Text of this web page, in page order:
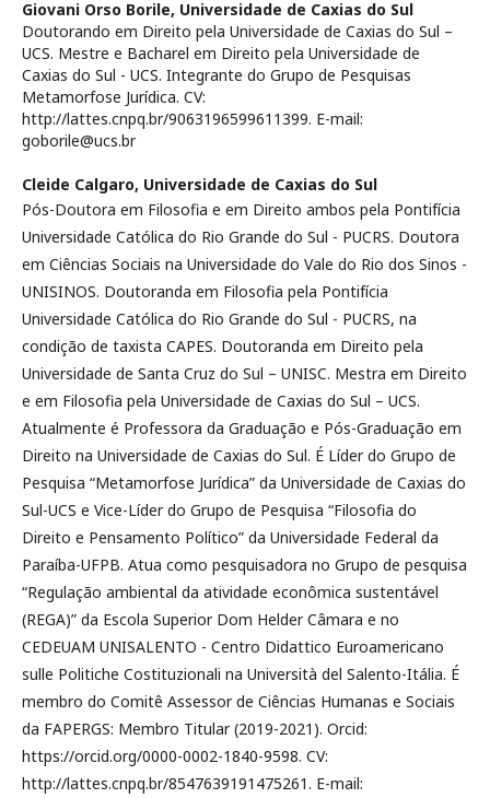
Giovani Orso Borile, Universidade de Caxias do Sul
Doutorando em Direito pela Universidade de Caxias do Sul –
UCS. Mestre e Bacharel em Direito pela Universidade de
Caxias do Sul - UCS. Integrante do Grupo de Pesquisas
Metamorfose Jurídica. CV:
http://lattes.cnpq.br/9063196599611399. E-mail:
goborile@ucs.br
Cleide Calgaro, Universidade de Caxias do Sul
Pós-Doutora em Filosofia e em Direito ambos pela Pontifícia
Universidade Católica do Rio Grande do Sul - PUCRS. Doutora
em Ciências Sociais na Universidade do Vale do Rio dos Sinos -
UNISINOS. Doutoranda em Filosofia pela Pontifícia
Universidade Católica do Rio Grande do Sul - PUCRS, na
condição de taxista CAPES. Doutoranda em Direito pela
Universidade de Santa Cruz do Sul – UNISC. Mestra em Direito
e em Filosofia pela Universidade de Caxias do Sul – UCS.
Atualmente é Professora da Graduação e Pós-Graduação em
Direito na Universidade de Caxias do Sul. É Líder do Grupo de
Pesquisa “Metamorfose Jurídica” da Universidade de Caxias do
Sul-UCS e Vice-Líder do Grupo de Pesquisa “Filosofia do
Direito e Pensamento Político” da Universidade Federal da
Paraíba-UFPB. Atua como pesquisadora no Grupo de pesquisa
“Regulação ambiental da atividade econômica sustentável
(REGA)” da Escola Superior Dom Helder Câmara e no
CEDEUAM UNISALENTO - Centro Didattico Euroamericano
sulle Politiche Costituzionali na Università del Salento-Itália. É
membro do Comitê Assessor de Ciências Humanas e Sociais
da FAPERGS: Membro Titular (2019-2021). Orcid:
https://orcid.org/0000-0002-1840-9598. CV:
http://lattes.cnpq.br/8547639191475261. E-mail: